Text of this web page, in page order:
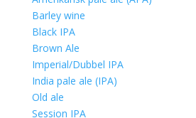
Barley wine
Black IPA
Brown Ale
Imperial/Dubbel IPA
India pale ale (IPA)
Old ale
Session IPA